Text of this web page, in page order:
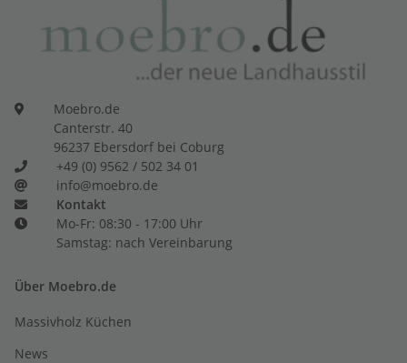
Moebro.de
Canterstr. 40
96237 Ebersdorf bei Coburg
+49 (0) 9562 / 502 34 01
info@moebro.de
Kontakt
Mo-Fr: 08:30 - 17:00 Uhr
Samstag: nach Vereinbarung
Über Moebro.de
Massivholz Küchen
News